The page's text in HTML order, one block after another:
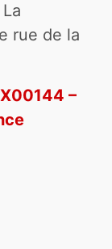
rue de la
–